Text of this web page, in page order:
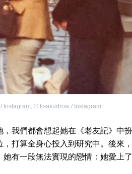
Instagram, © lisakudrow / Instagram
，我們都會想起她在《老友記》中
，打算全身心投入到研究中。後來
她有一段無法實現的戀情：她愛上